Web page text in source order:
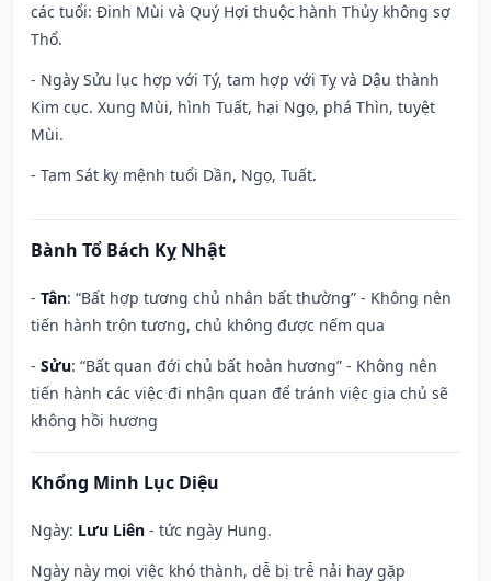
các tuổi: Đinh Mùi và Quý Hợi thuộc hành Thủy không sợ
Thổ.
- Ngày Sửu lục hợp với Tý, tam hợp với Tỵ và Dậu thành
Kim cục. Xung Mùi, hình Tuất, hại Ngọ, phá Thìn, tuyệt
Mùi.
- Tam Sát kỵ mệnh tuổi Dần, Ngọ, Tuất.
Bành Tổ Bách Kỵ Nhật
- Tân: “Bất hợp tương chủ nhân bất thường” - Không nên
tiến hành trộn tương, chủ không được nếm qua
- Sửu: “Bất quan đới chủ bất hoàn hương” - Không nên
tiến hành các việc đi nhận quan để tránh việc gia chủ sẽ
không hồi hương
Khổng Minh Lục Diệu
Ngày: Lưu Liên - tức ngày Hung.
Ngày này mọi việc khó thành, dễ bị trễ nải hay gặp